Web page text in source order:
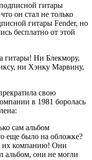
гитары
он стал не только
гитары Fender, но
бесплатно от этой
гитары! Ни Блекмору,
ни Хэнку Марвину,
свою
в 1981 боролась
сам альбом
еще было на обложке?
их компанию! Они
альбом, они не могли